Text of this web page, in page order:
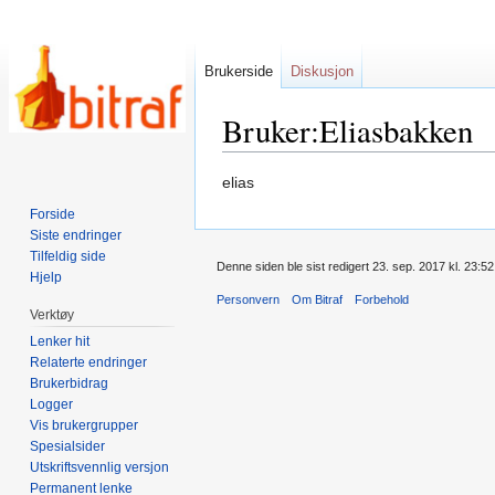
Bruker:Eliasbakken
Hopp
navigering
Hopp
søk
elias
Brukerside Diskusjon
Forside
Siste endringer
Tilfeldig side
Hjelp
Verktøy
Lenker hit
Relaterte endringer
Brukerbidrag
Logger
Vis brukergrupper
Spesialsider
Utskriftsvennlig versjon
Permanent lenke
Denne siden ble sist redigert 23. sep. 2017 kl. 23:52.
Personvern Om Bitraf Forbehold